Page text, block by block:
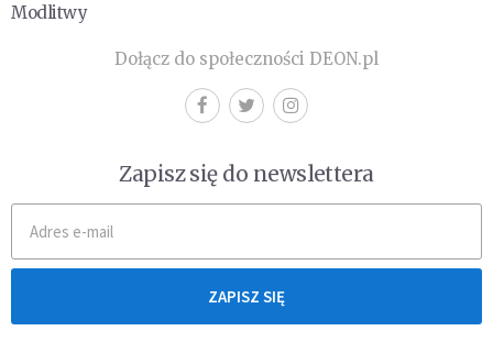
Modlitwy
Dołącz do społeczności DEON.pl
Zapisz się do newslettera
ZAPISZ SIĘ